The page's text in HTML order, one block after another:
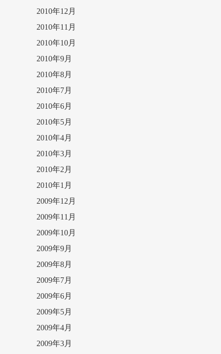
2010年12月
2010年11月
2010年10月
2010年9月
2010年8月
2010年7月
2010年6月
2010年5月
2010年4月
2010年3月
2010年2月
2010年1月
2009年12月
2009年11月
2009年10月
2009年9月
2009年8月
2009年7月
2009年6月
2009年5月
2009年4月
2009年3月